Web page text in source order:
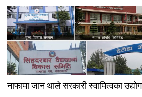
नाफामा जान थाले सरकारी स्वामित्वका उद्योग